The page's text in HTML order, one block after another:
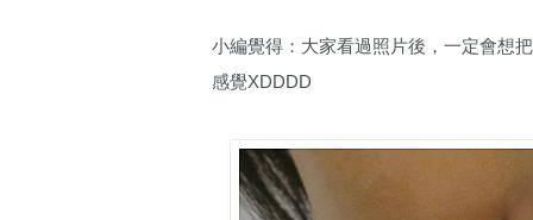
小編覺得：大家看過照片後，一定會想
感覺XDDDD